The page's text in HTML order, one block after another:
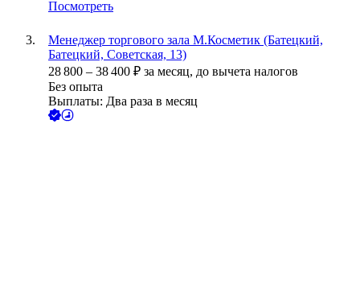
Посмотреть
Менеджер торгового зала М.Косметик (Батецкий,
Батецкий, Советская, 13)
28 800 – 38 400 ₽ за месяц, до вычета налогов
Без опыта
Выплаты: Два раза в месяц